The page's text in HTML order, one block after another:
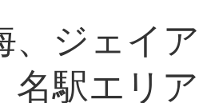
、ジェイ
駅エリ